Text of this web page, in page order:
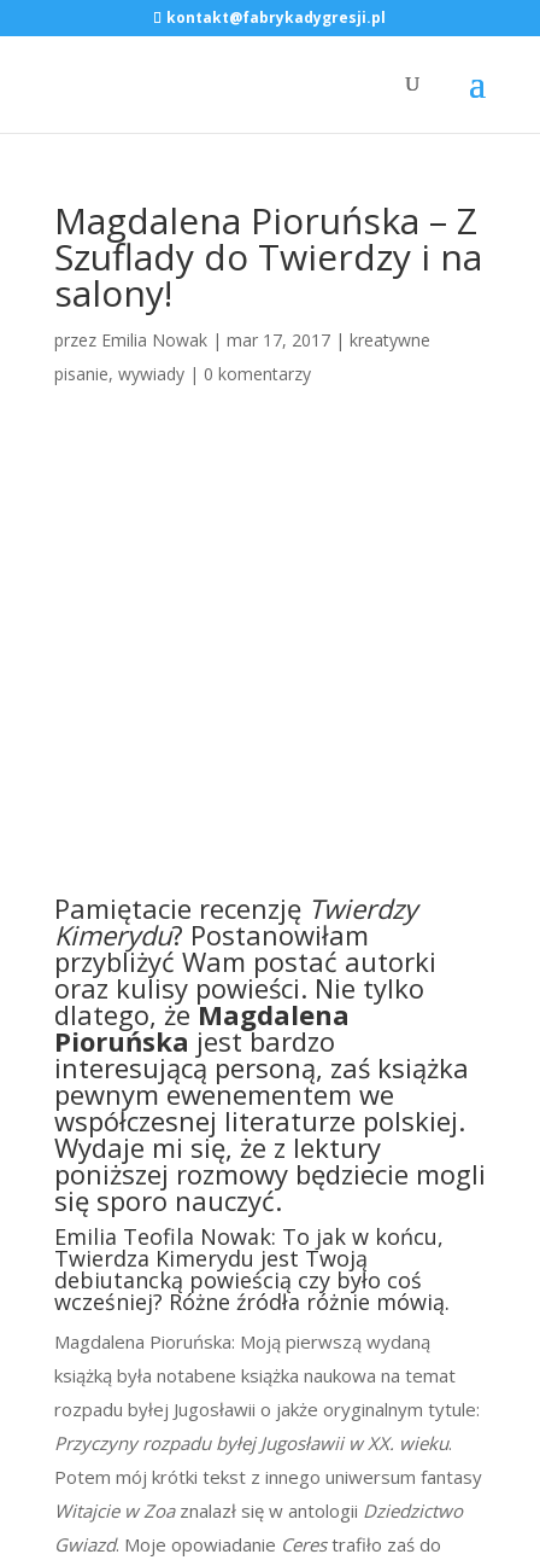
kontakt@fabrykadygresji.pl
Magdalena Pioruńska – Z
Szuflady do Twierdzy i na
salony!
przez Emilia Nowak| mar 17, 2017| kreatywne
pisanie, wywiady| 0 komentarzy
Pamiętacie recenzję Twierdzy
Kimerydu? Postanowiłam
przybliżyć Wam postać autorki
oraz kulisy powieści. Nie tylko
dlatego, że Magdalena
Pioruńska jest bardzo
interesującą personą, zaś książka
pewnym ewenementem we
współczesnej literaturze polskiej.
Wydaje mi się, że z lektury
poniższej rozmowy będziecie mogli
się sporo nauczyć.
Emilia Teofila Nowak: To jak w końcu,
Twierdza Kimerydu jest Twoją
debiutancką powieścią czy było coś
wcześniej? Różne źródła różnie mówią.
Magdalena Pioruńska: Moją pierwszą wydaną
książką była notabene książka naukowa na temat
rozpadu byłej Jugosławii o jakże oryginalnym tytule:
Przyczyny rozpadu byłej Jugosławii w XX. wieku.
Potem mój krótki tekst z innego uniwersum fantasy
Witajcie w Zoaznalazł się w antologii Dziedzictwo
Gwiazd. Moje opowiadanie Cerestrafiło zaś do